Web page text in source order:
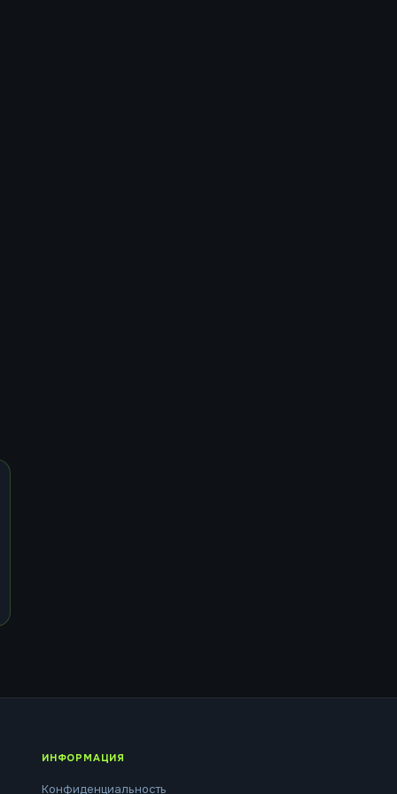
ИНФОРМАЦИЯ
Конфиденциальность